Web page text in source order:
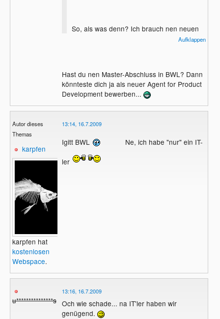
So, als was denn? Ich brauch nen neuen
Aufklappen
Hast du nen Master-Abschluss in BWL? Dann
könnteste dich ja als neuer Agent for Product
Development bewerben...
Autor dieses
Themas
karpfen
karpfen hat
kostenlosen
Webspace.
13:14, 16.7.2009
Igitt BWL
Ne, ich habe "nur" ein IT-
ler
u***************s
13:16, 16.7.2009
Och wie schade... na IT'ler haben wir
genügend.